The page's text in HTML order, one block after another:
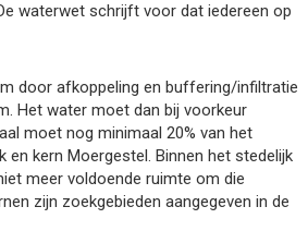
waterwet schrijft voor dat iedereen op
door afkoppeling en buffering/infiltratie
Het water moet dan bij voorkeur
moet nog minimaal 20% van het
en kern Moergestel. Binnen het stedelijk
meer voldoende ruimte om die
zijn zoekgebieden aangegeven in de